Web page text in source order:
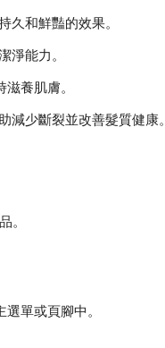
久和鮮豔的效果。
淨能力。
養肌膚。
少斷裂並改善髮質健康。
。
單或頁腳中。